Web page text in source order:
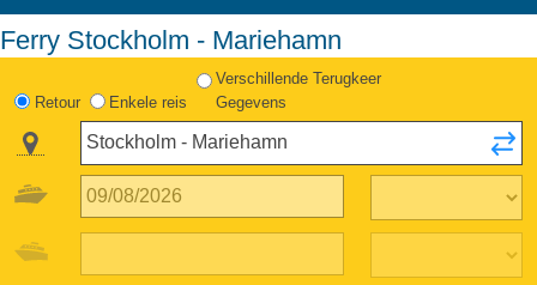
Ferry Stockholm - Mariehamn
Retour Enkele reis
Verschillende Terugkeer
Gegevens